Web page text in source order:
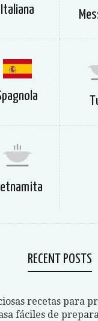
Italiana
RECENT POSTS
recetas para
fáciles de